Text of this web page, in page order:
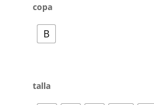
copa
B
talla